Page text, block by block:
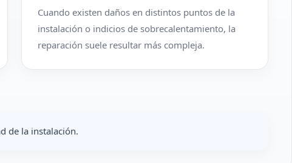
Cuando existen daños en distintos puntos de la
instalación o indicios de sobrecalentamiento, la
reparación suele resultar más compleja.
de la instalación.